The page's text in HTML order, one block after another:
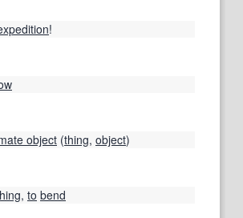
!
object (thing, object)
, to bend